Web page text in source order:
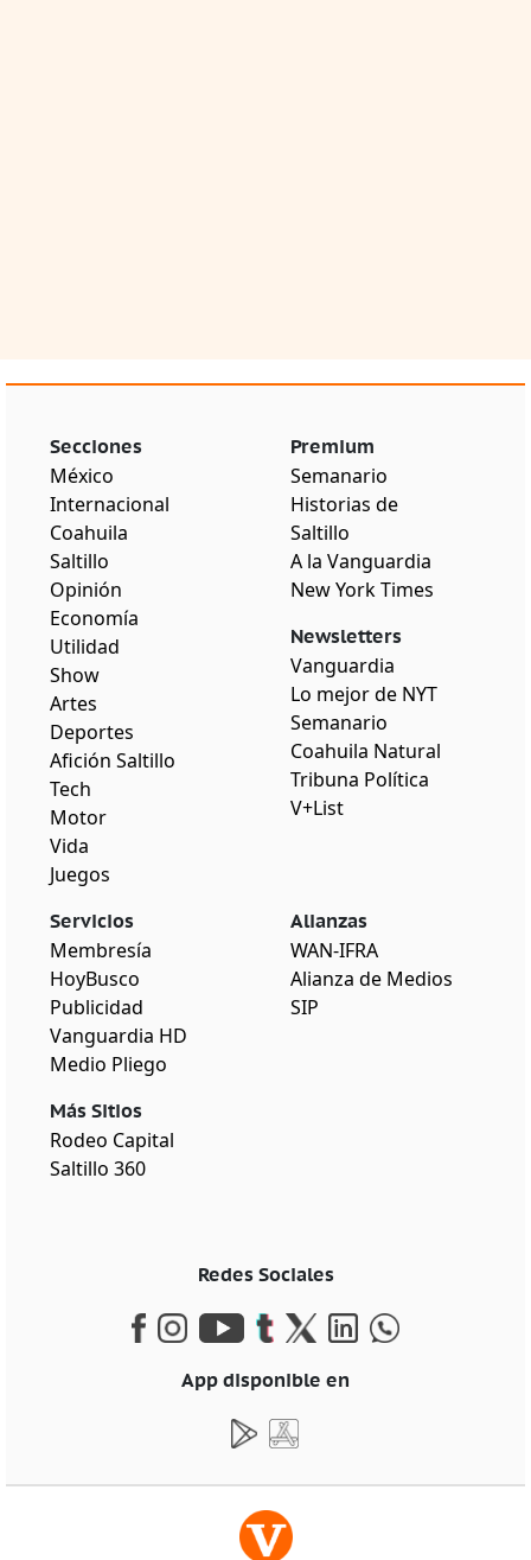
Secciones
México
Internacional
Coahuila
Saltillo
Opinión
Economía
Utilidad
Show
Artes
Deportes
Afición Saltillo
Tech
Motor
Vida
Juegos
Premium
Semanario
Historias de
Saltillo
A la Vanguardia
New York Times
Newsletters
Vanguardia
Lo mejor de NYT
Semanario
Coahuila Natural
Tribuna Política
V+List
Servicios
Membresía
HoyBusco
Publicidad
Vanguardia HD
Medio Pliego
Más Sitios
Rodeo Capital
Saltillo 360
Alianzas
WAN-IFRA
Alianza de Medios
SIP
Redes Sociales
App disponible en